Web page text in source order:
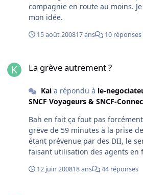
compagnie en route au moins.
mon idée.
15 août 200817 ans 10 réponses
La grève autrement ?
Kaia répondu à le-
SNCF Voyageurs & SNCF-
Bah en fait ça fout pas
grève de 59 minutes à la prise
étant prévenue par des DII, le
faisant utilisation des agents en
moins qu'une grève normale;
12 juin 200818 ans 44 réponses